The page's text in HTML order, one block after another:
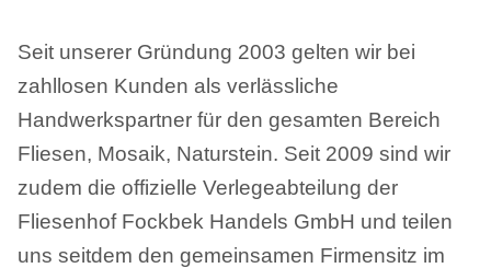
Seit unserer Gründung 2003 gelten wir bei
zahllosen Kunden als verlässliche
Handwerkspartner für den gesamten Bereich
Fliesen, Mosaik, Naturstein. Seit 2009 sind wir
zudem die offizielle Verlegeabteilung der
Fliesenhof Fockbek Handels GmbH und teilen
uns seitdem den gemeinsamen Firmensitz im